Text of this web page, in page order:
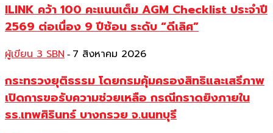
ILINK คว้า 100 คะแนนเต็ม AGM Checklist ประจำปี
2569 ต่อเนื่อง 9 ปีซ้อน ระดับ “ดีเลิศ”
ผู้เขียน 3 SBN - 7 สิงหาคม 2026
กระทรวงยุติธรรม โดยกรมคุ้มครองสิทธิและเสรีภาพ
เปิดการขอรับความช่วยเหลือ กรณีกราดยิงภายใน
รร.เทพศิรินทร์ บางกรวย จ.นนทบุรี